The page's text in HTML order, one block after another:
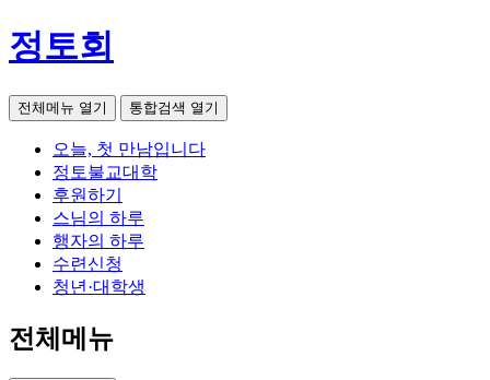
정토회
전체메뉴 열기 통합검색 열기
오늘, 첫 만남입니다
정토불교대학
후원하기
스님의 하루
행자의 하루
수련신청
청년·대학생
전체메뉴